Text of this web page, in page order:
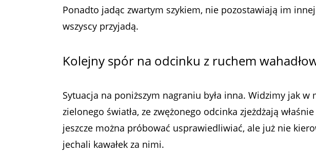
Ponadto jadąc zwartym szykiem, nie pozostawiają im
wszyscy przyjadą.
Kolejny spór na odcinku z ruchem
Sytuacja na poniższym nagraniu była inna. Widzimy jak
zielonego światła, ze zwężonego odcinka zjeżdżają
jeszcze można próbować usprawiedliwiać, ale już nie
jechali kawałek za nimi.